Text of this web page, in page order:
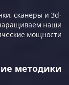
сканеры и 3d-
наши
мощности
методики